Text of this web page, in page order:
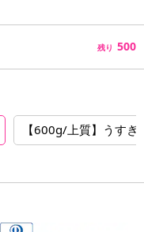
残り 500
【600g/上質】うす